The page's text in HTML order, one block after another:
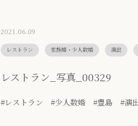
2021.06.09
レストラン 家族婚・少人数婚 演出
レストラン_写真_00329
#レストラン #少人数婚 #豊島 #演